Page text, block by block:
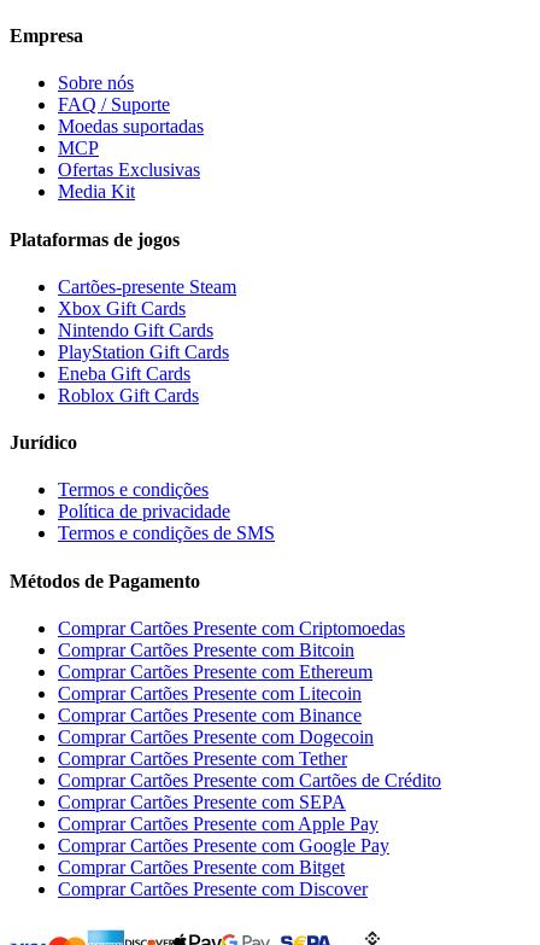
Empresa
Sobre nós
FAQ / Suporte
Moedas suportadas
MCP
Ofertas Exclusivas
Media Kit
Plataformas de jogos
Cartões-presente Steam
Xbox Gift Cards
Nintendo Gift Cards
PlayStation Gift Cards
Eneba Gift Cards
Roblox Gift Cards
Jurídico
Termos e condições
Política de privacidade
Termos e condições de SMS
Métodos de Pagamento
Comprar Cartões Presente com Criptomoedas
Comprar Cartões Presente com Bitcoin
Comprar Cartões Presente com Ethereum
Comprar Cartões Presente com Litecoin
Comprar Cartões Presente com Binance
Comprar Cartões Presente com Dogecoin
Comprar Cartões Presente com Tether
Comprar Cartões Presente com Cartões de Crédito
Comprar Cartões Presente com SEPA
Comprar Cartões Presente com Apple Pay
Comprar Cartões Presente com Google Pay
Comprar Cartões Presente com Bitget
Comprar Cartões Presente com Discover